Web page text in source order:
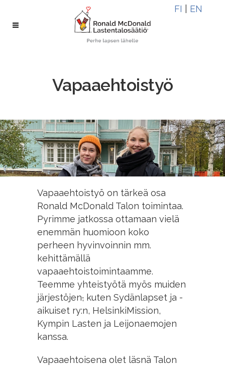
FI EN
Vapaaehtoistyö
Vapaaehtoistyö on tärkeä osa
Ronald McDonald Talon toimintaa.
Pyrimme jatkossa ottamaan vielä
enemmän huomioon koko
perheen hyvinvoinnin mm.
kehittämällä
vapaaehtoistoimintaamme.
Teemme yhteistyötä myös muiden
järjestöjen, kuten Sydänlapset ja -
aikuiset ry:n, HelsinkiMission,
Kympin Lasten ja Leijonaemojen
kanssa.
Vapaaehtoisena olet läsnä Talon